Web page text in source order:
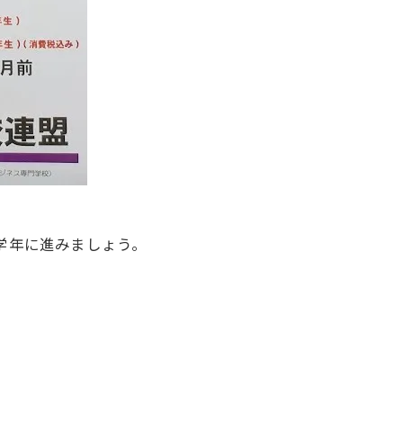
に進みましょう。